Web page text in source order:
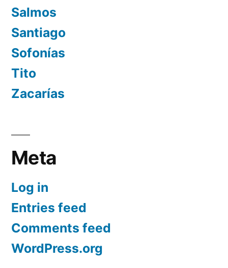
Salmos
Santiago
Sofonías
Tito
Zacarías
Meta
Log in
Entries feed
Comments feed
WordPress.org